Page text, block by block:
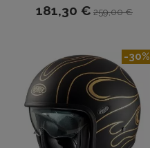
181,30 € 259,00 €
-30%